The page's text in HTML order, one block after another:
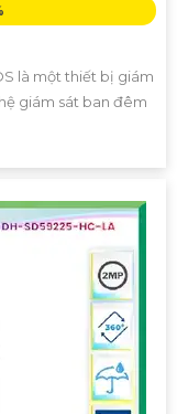
là một thiết bị giám
giám sát ban đêm